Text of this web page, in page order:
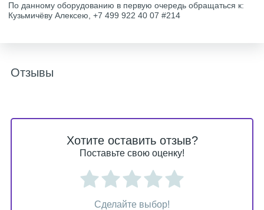
По данному оборудованию в первую очередь обращаться к:
Кузьмичёву Алексею, +7 499 922 40 07 #214
Отзывы
Хотите оставить отзыв?
Поставьте свою оценку!
Сделайте выбор!